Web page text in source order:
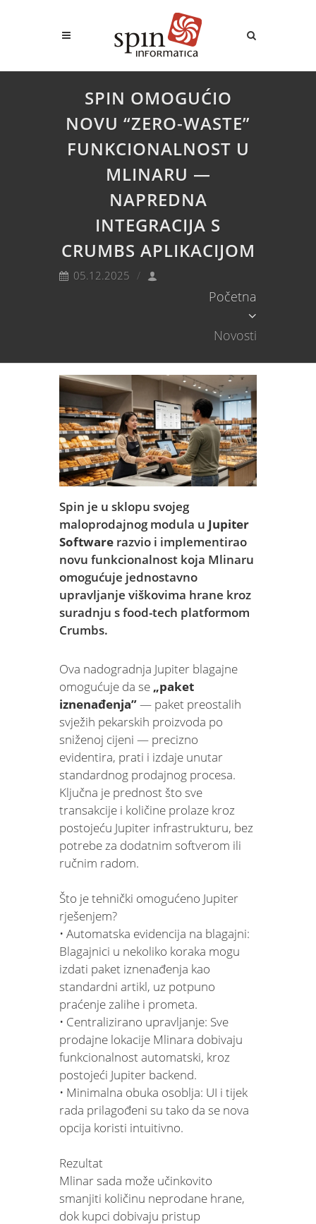
SPIN OMOGUĆIO
NOVU “ZERO-WASTE”
FUNKCIONALNOST U
MLINARU —
NAPREDNA
INTEGRACIJA S
CRUMBS APLIKACIJOM
05.12.2025
Početna
Novosti
Spin je u sklopu svojeg
maloprodajnog modula u Jupiter
Software razvio i implementirao
novu funkcionalnost koja Mlinaru
omogućuje jednostavno
upravljanje viškovima hrane kroz
suradnju s food-tech platformom
Crumbs.
Ova nadogradnja Jupiter blagajne
omogućuje da se „paket
iznenađenja”— paket preostalih
svježih pekarskih proizvoda po
sniženoj cijeni — precizno
evidentira, prati i izdaje unutar
standardnog prodajnog procesa.
Ključna je prednost što sve
transakcije i količine prolaze kroz
postojeću Jupiter infrastrukturu, bez
potrebe za dodatnim softverom ili
ručnim radom.
Što je tehnički omogućeno Jupiter
rješenjem?
• Automatska evidencija na blagajni:
Blagajnici u nekoliko koraka mogu
izdati paket iznenađenja kao
standardni artikl, uz potpuno
praćenje zalihe i prometa.
• Centralizirano upravljanje: Sve
prodajne lokacije Mlinara dobivaju
funkcionalnost automatski, kroz
postojeći Jupiter backend.
• Minimalna obuka osoblja: UI i tijek
rada prilagođeni su tako da se nova
opcija koristi intuitivno.
Rezultat
Mlinar sada može učinkovito
smanjiti količinu neprodane hrane,
dok kupci dobivaju pristup